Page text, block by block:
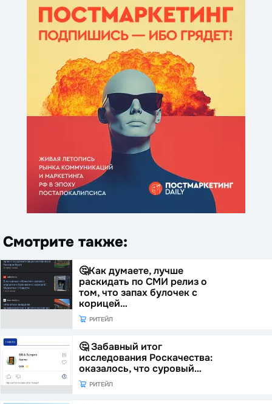
Смотрите также:
🤔Как думаете, лучше
раскидать по СМИ релиз о
том, что запах булочек с
корицей…
РИТЕЙЛ
🤔 Забавный итог
исследования Роскачества:
оказалось, что суровый…
РИТЕЙЛ